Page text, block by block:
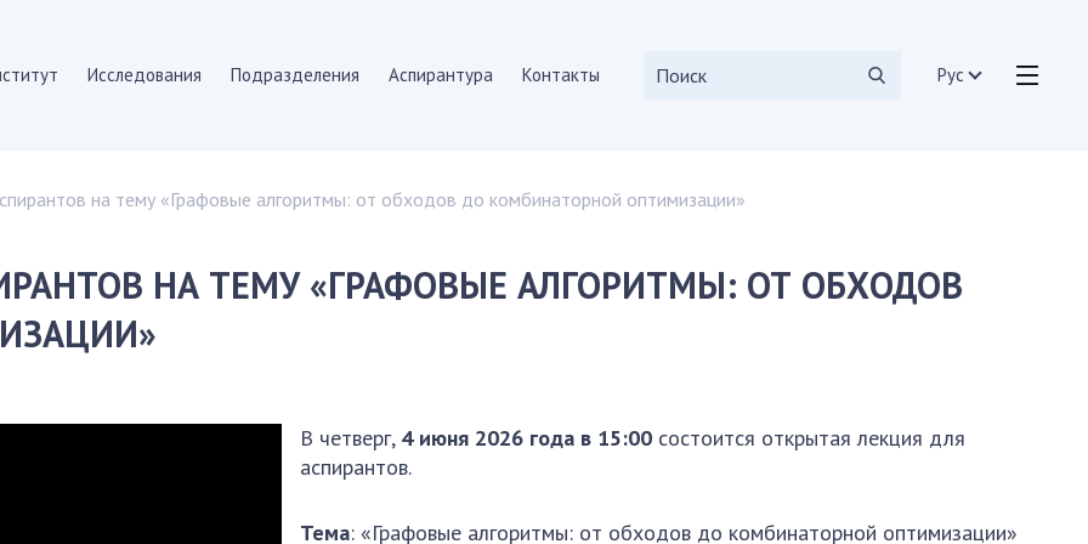
Исследования Подразделения Аспирантура Контакты Рус
научные подразделения
Научно-информационные подразделения
Абитуруентам
Абитуруентам
на тему «Графовые алгоритмы: от обходов до комбинаторной оптимизации»
НА ТЕМУ «ГРАФОВЫЕ АЛГОРИТМЫ: ОТ ОБХОДОВ
В четверг, 4 июня 2026 года в 15:00 состоится открытая лекция для
аспирантов.
Тема: «Графовые алгоритмы: от обходов до комбинаторной оптимизации»